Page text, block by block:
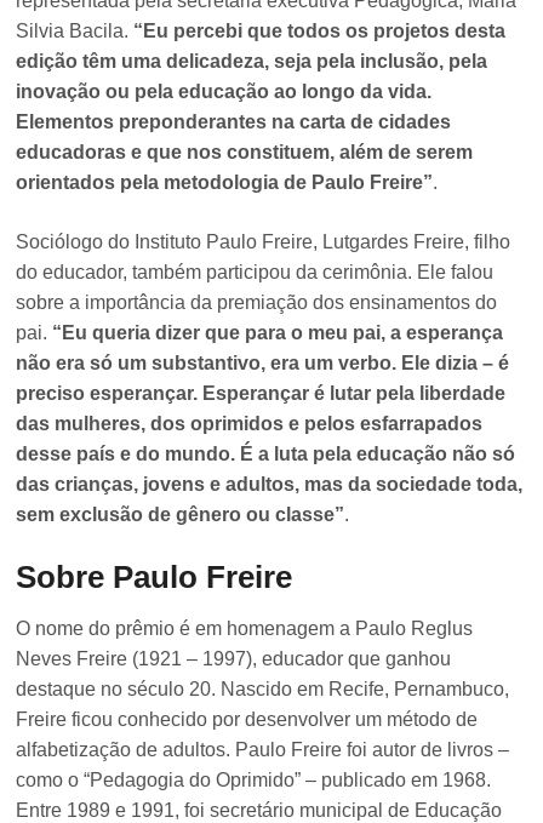
Silvia Bacila. “Eu percebi que todos os projetos desta
edição têm uma delicadeza, seja pela inclusão, pela
inovação ou pela educação ao longo da vida.
Elementos preponderantes na carta de cidades
educadoras e que nos constituem, além de serem
orientados pela metodologia de Paulo Freire”.
Sociólogo do Instituto Paulo Freire, Lutgardes Freire, filho
do educador, também participou da cerimônia. Ele falou
sobre a importância da premiação dos ensinamentos do
pai. “Eu queria dizer que para o meu pai, a esperança
não era só um substantivo, era um verbo. Ele dizia – é
preciso esperançar. Esperançar é lutar pela liberdade
das mulheres, dos oprimidos e pelos esfarrapados
desse país e do mundo. É a luta pela educação não só
das crianças, jovens e adultos, mas da sociedade toda,
sem exclusão de gênero ou classe”.
Sobre Paulo Freire
O nome do prêmio é em homenagem a Paulo Reglus
Neves Freire (1921 – 1997), educador que ganhou
destaque no século 20. Nascido em Recife, Pernambuco,
Freire ficou conhecido por desenvolver um método de
alfabetização de adultos. Paulo Freire foi autor de livros –
como o “Pedagogia do Oprimido” – publicado em 1968.
Entre 1989 e 1991, foi secretário municipal de Educação